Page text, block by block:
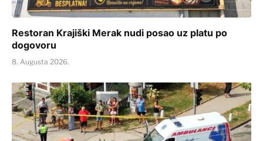
Restoran Krajiški Merak nudi posao uz platu po
dogovoru
8. Augusta 2026.